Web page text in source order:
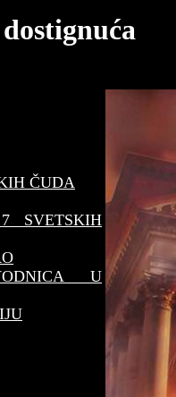
ČUDA
SVETSKIH
U